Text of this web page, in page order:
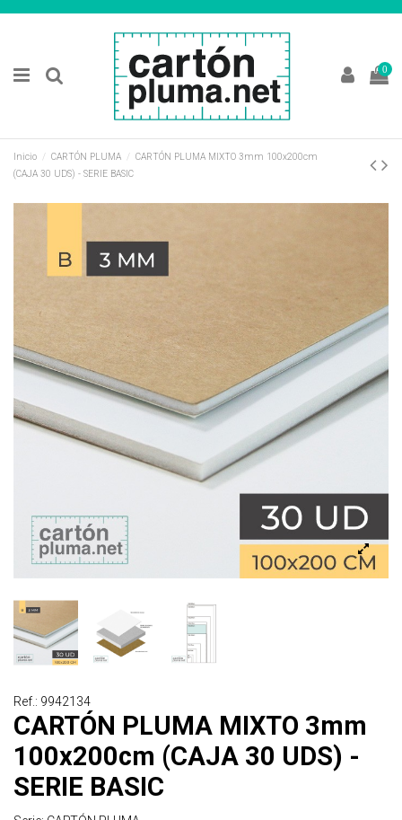
0
Inicio CARTÓN PLUMA
CARTÓN PLUMA MIXTO 3mm 100x200cm
(CAJA 30 UDS) - SERIE BASIC
Ref.: 9942134
CARTÓN PLUMA MIXTO 3mm
100x200cm (CAJA 30 UDS) -
SERIE BASIC